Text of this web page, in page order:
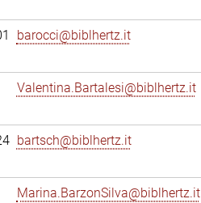
barocci@biblhertz.it
Valentina.Bartalesi@biblhertz.it
bartsch@biblhertz.it
Marina.BarzonSilva@biblhertz.it